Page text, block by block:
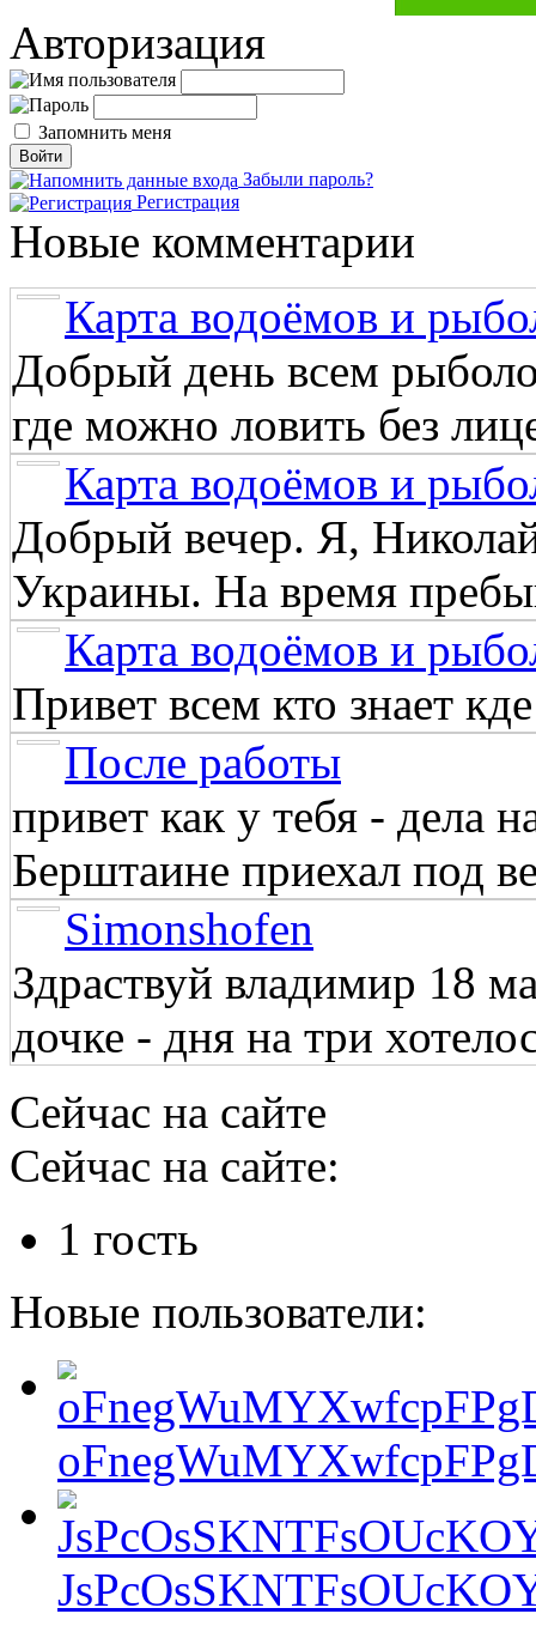
Авторизация
Запомнить меня
Забыли пароль?
Регистрация
Новые комментарии
Карта водоёмов и
Добрый день всем
где можно ловить без
Карта водоёмов и
Добрый вечер. Я,
Украины. На время
Карта водоёмов и
Привет всем кто знает
После работы
привет как у тебя - дела
Берштаине приехал под
Simonshofen
Здраствуй владимир 18
дочке - дня на три
Сейчас на сайте
Сейчас на сайте:
1 гость
Новые пользователи: